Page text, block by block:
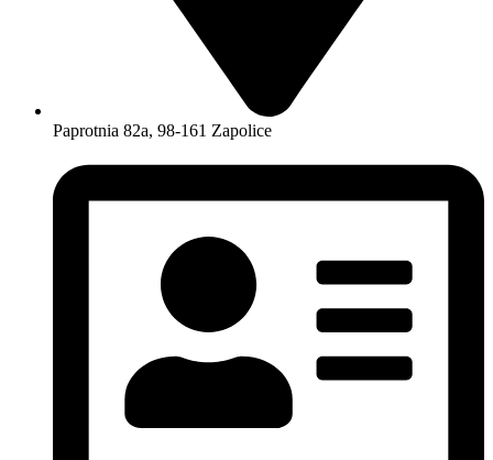
Paprotnia 82a, 98-161 Zapolice